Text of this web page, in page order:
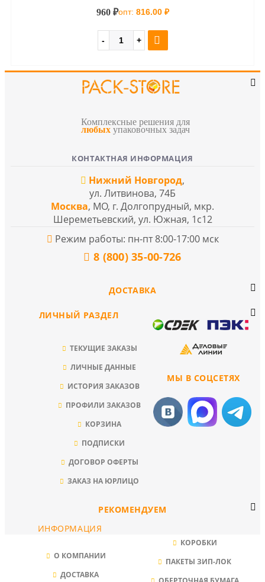
960 ₽опт: 816.00 ₽
Комплексные решения для
любых упаковочных задач
КОНТАКТНАЯ ИНФОРМАЦИЯ
Нижний Новгород,
ул. Литвинова, 74Б
Москва, МО, г. Долгопрудный, мкр.
Шереметьевский, ул. Южная, 1с12
Режим работы: пн-пт 8:00-17:00 мск
8 (800) 35-00-726
ДОСТАВКА
МЫ В СОЦСЕТЯХ
ЛИЧНЫЙ РАЗДЕЛ
ТЕКУЩИЕ ЗАКАЗЫ
ЛИЧНЫЕ ДАННЫЕ
ИСТОРИЯ ЗАКАЗОВ
ПРОФИЛИ ЗАКАЗОВ
КОРЗИНА
ПОДПИСКИ
ДОГОВОР ОФЕРТЫ
ЗАКАЗ НА ЮРЛИЦО
РЕКОМЕНДУЕМ
КОРОБКИ
ПАКЕТЫ ЗИП-ЛОК
ИНФОРМАЦИЯ
О КОМПАНИИ
ДОСТАВКА